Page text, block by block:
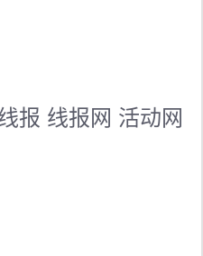
报 线报网 活动网